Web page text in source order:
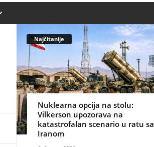
Najčitanije
Nuklearna opcija na stolu:
Vilkerson upozorava na
katastrofalan scenario u ratu sa
Iranom